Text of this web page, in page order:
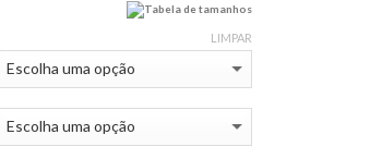
Tabela de tamanhos
LIMPAR